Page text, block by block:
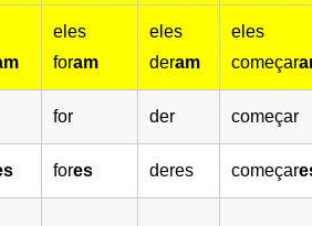
eles
foram
eles
deram
eles
começar
for der começar
fores deres começar